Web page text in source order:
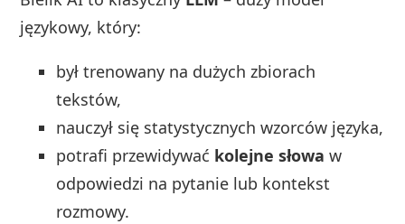
językowy, który:
był trenowany na dużych zbiorach
tekstów,
nauczył się statystycznych wzorców języka,
potrafi przewidywać kolejne słowa w
odpowiedzi na pytanie lub kontekst
rozmowy.